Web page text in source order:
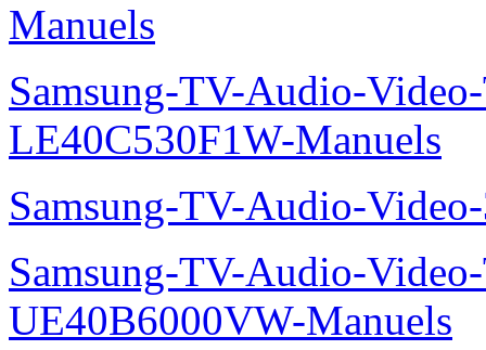
Manuels
Samsung-TV-Audio-
LE40C530F1W-Manuels
Samsung-TV-Audio-
Samsung-TV-Audio-
UE40B6000VW-Manuels